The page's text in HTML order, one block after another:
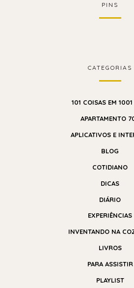
PINS
CATEGORIAS
101 COISAS EM
APARTAMENTO
APLICATIVOS E
BLOG
COTIDIANO
DICAS
DIÁRIO
EXPERIÊNCIAS
INVENTANDO NA
LIVROS
PARA ASSISTIR
PLAYLIST